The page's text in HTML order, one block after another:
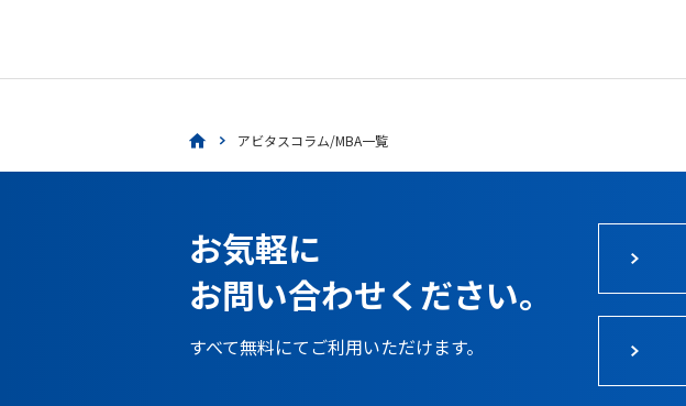
アビタスコラム/MBA一覧
お気軽に
お問い合わせください。
すべて無料にてご利用いただけます。